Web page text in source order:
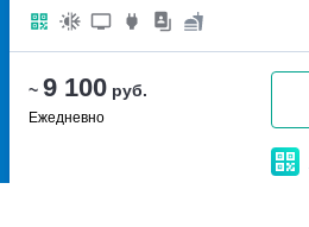
~ 9 100 руб.
Ежедневно